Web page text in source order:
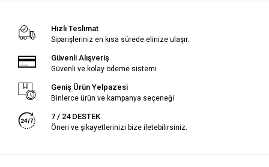
Hızlı Teslimat
Siparişleriniz en kısa sürede elinize ulaşır.
Güvenli Alışveriş
Güvenli ve kolay ödeme sistemi
Geniş Ürün Yelpazesi
Binlerce ürün ve kampanya seçeneği
7 / 24 DESTEK
Öneri ve şikayetlerinizi bize iletebilirsiniz.